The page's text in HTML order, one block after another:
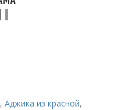
,Аджика из красной,